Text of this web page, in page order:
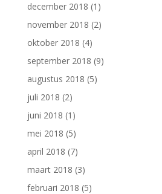
december 2018 (1)
november 2018 (2)
oktober 2018 (4)
september 2018 (9)
augustus 2018 (5)
juli 2018 (2)
juni 2018 (1)
mei 2018 (5)
april 2018 (7)
maart 2018 (3)
februari 2018 (5)